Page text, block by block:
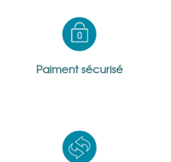
Paiment sécurisé